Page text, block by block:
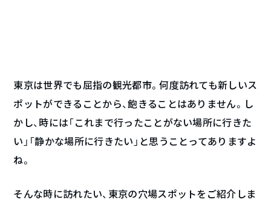
東京は世界でも屈指の観光都市。何度訪れても新しいス
ポットができることから、飽きることはありません。し
かし、時には「これまで行ったことがない場所に行きた
い」「静かな場所に行きたい」と思うことってありますよ
ね。
そんな時に訪れたい、東京の穴場スポットをご紹介しま